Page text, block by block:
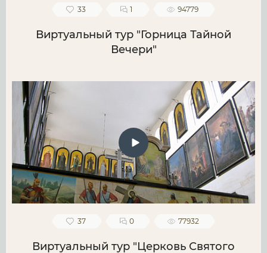
33 1 94779
Виртуальный тур "Горница Тайной
Вечери"
37 0 77932
Виртуальный тур "Церковь Святого